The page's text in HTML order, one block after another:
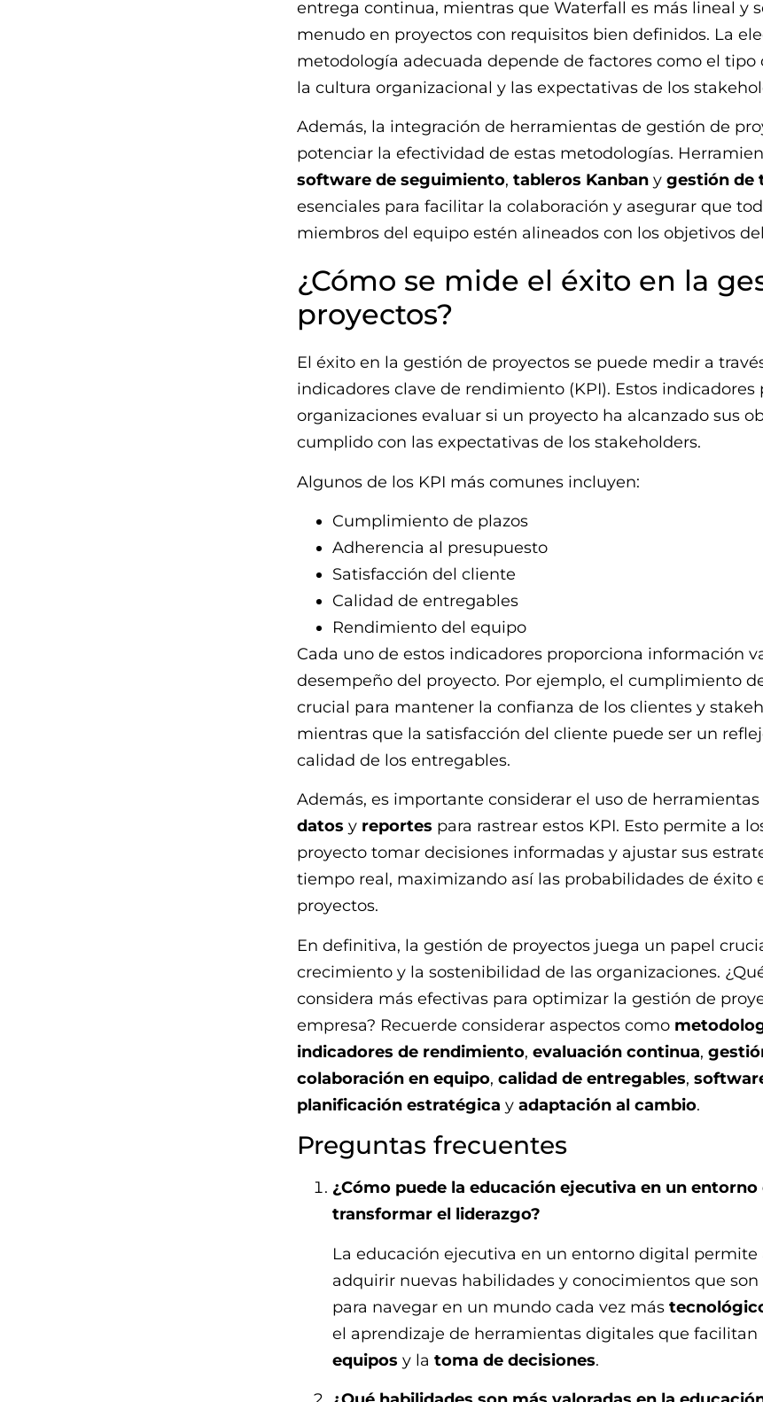
entrega continua, mientras que Waterfall es más lineal y
menudo en proyectos con requisitos bien definidos. La
metodología adecuada depende de factores como el tipo
la cultura organizacional y las expectativas de los
Además, la integración de herramientas de gestión de
potenciar la efectividad de estas metodologías.
software de seguimiento, tableros Kanbany gestión de
esenciales para facilitar la colaboración y asegurar que
miembros del equipo estén alineados con los objetivos
¿Cómo se mide el éxito en la
proyectos?
El éxito en la gestión de proyectos se puede medir a
indicadores clave de rendimiento (KPI). Estos indicadores
organizaciones evaluar si un proyecto ha alcanzado sus
cumplido con las expectativas de los stakeholders.
Algunos de los KPI más comunes incluyen:
Cumplimiento de plazos
Adherencia al presupuesto
Satisfacción del cliente
Calidad de entregables
Rendimiento del equipo
Cada uno de estos indicadores proporciona información
desempeño del proyecto. Por ejemplo, el cumplimiento
crucial para mantener la confianza de los clientes y
mientras que la satisfacción del cliente puede ser un
calidad de los entregables.
Además, es importante considerar el uso de herramientas
datos y reportes para rastrear estos KPI. Esto permite a
proyecto tomar decisiones informadas y ajustar sus
tiempo real, maximizando así las probabilidades de éxito
proyectos.
En definitiva, la gestión de proyectos juega un papel
crecimiento y la sostenibilidad de las organizaciones.
considera más efectivas para optimizar la gestión de
empresa? Recuerde considerar aspectos como
indicadores de rendimiento, evaluación continua,
colaboración en equipo, calidad de entregables,
planificación estratégica y adaptación al cambio.
Preguntas frecuentes
¿Cómo puede la educación ejecutiva en un
transformar el liderazgo?
La educación ejecutiva en un entorno digital permite
adquirir nuevas habilidades y conocimientos que son
para navegar en un mundo cada vez más
el aprendizaje de herramientas digitales que facilitan
equipos y la toma de decisiones.